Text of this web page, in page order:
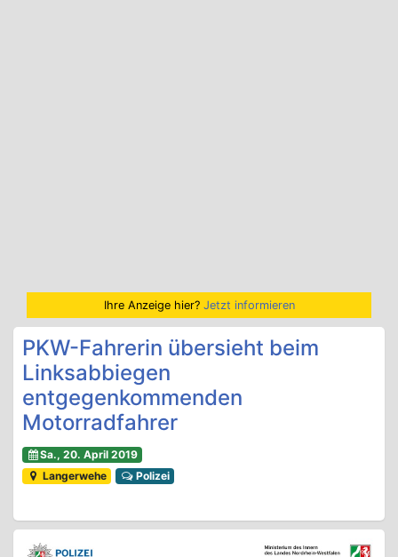
Ihre Anzeige hier? Jetzt informieren
PKW-Fahrerin übersieht beim
Linksabbiegen
entgegenkommenden
Motorradfahrer
Sa., 20. April 2019
Langerwehe
Polizei